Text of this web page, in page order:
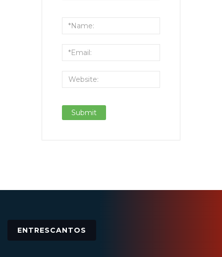
ENTRESCANTOS